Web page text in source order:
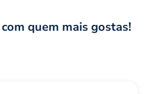
quem mais gostas!